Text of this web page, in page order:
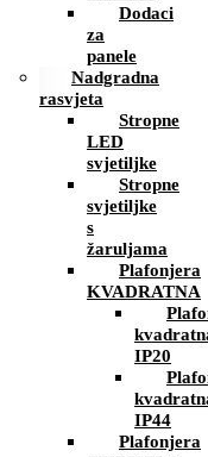
Dodaci
za
panele
Nadgradna
rasvjeta
Stropne
LED
svjetiljke
Stropne
svjetiljke
s
žaruljama
Plafonjera
KVADRATNA
IP20
IP44
Plafonjera